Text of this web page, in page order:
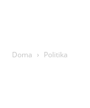
Doma Politika